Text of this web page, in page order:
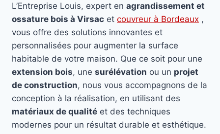
L’Entreprise Louis, expert en agrandissement et
ossature bois à Virsac et couvreur à Bordeaux ,
vous offre des solutions innovantes et
personnalisées pour augmenter la surface
habitable de votre maison. Que ce soit pour une
extension bois, une surélévation ou un projet
de construction, nous vous accompagnons de la
conception à la réalisation, en utilisant des
matériaux de qualité et des techniques
modernes pour un résultat durable et esthétique.